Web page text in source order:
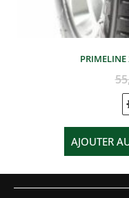
PRIMELINE
AJOUTER